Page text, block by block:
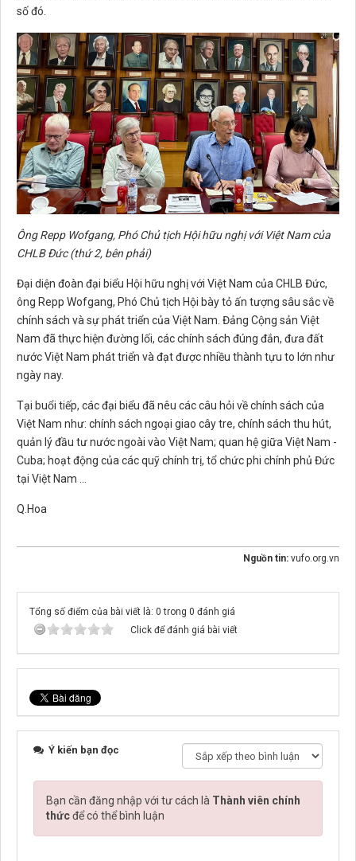
số đó.
Ông Repp Wofgang, Phó Chủ tịch Hội hữu nghị với Việt Nam của
CHLB Đức (thứ 2, bên phải)
Đại diện đoàn đại biểu Hội hữu nghị với Việt Nam của CHLB Đức,
ông Repp Wofgang, Phó Chủ tịch Hội bày tỏ ấn tượng sâu sắc về
chính sách và sự phát triển của Việt Nam. Đảng Cộng sản Việt
Nam đã thực hiện đường lối, các chính sách đúng đắn, đưa đất
nước Việt Nam phát triển và đạt được nhiều thành tựu to lớn như
ngày nay.
Tại buổi tiếp, các đại biểu đã nêu các câu hỏi về chính sách của
Việt Nam như: chính sách ngoại giao cây tre, chính sách thu hút,
quản lý đầu tư nước ngoài vào Việt Nam; quan hệ giữa Việt Nam -
Cuba; hoạt động của các quỹ chính trị, tổ chức phi chính phủ Đức
tại Việt Nam …
Q.Hoa
Nguồn tin: vufo.org.vn
Tổng số điểm của bài viết là: 0 trong 0 đánh giá
Click để đánh giá bài viết
Ý kiến bạn đọc
Bạn cần đăng nhập với tư cách là Thành viên chính
thứcđể có thể bình luận